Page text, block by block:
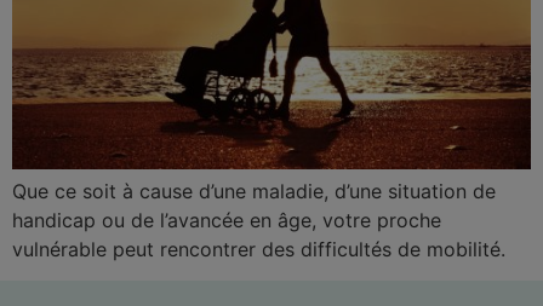
Que ce soit à cause d’une maladie, d’une situation de
handicap ou de l’avancée en âge, votre proche
vulnérable peut rencontrer des difficultés de mobilité.